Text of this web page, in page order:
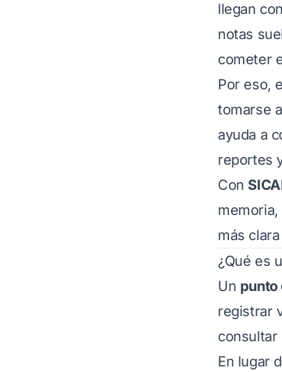
llegan
notas
cometer
Por eso,
tomarse
ayuda a
reportes
Con
más
¿Qué es
Un punto
registrar
consultar
En lugar